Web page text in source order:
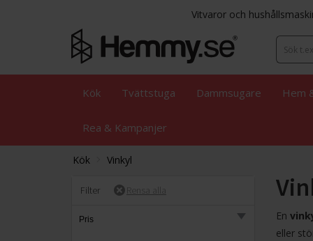
Vitvaror och
Kök Tvättstuga Dammsugare Hem
Rea & Kampanjer
Kök Vinkyl
Filter
Pris En
eller